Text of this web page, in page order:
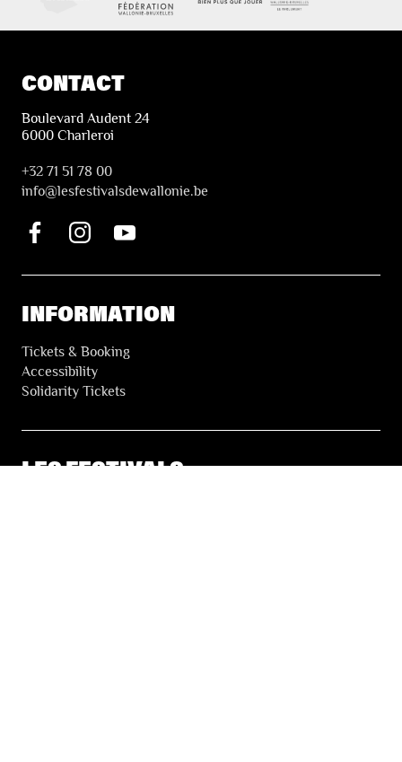
CONTACT
Boulevard Audent 24
6000 Charleroi
+32 71 51 78 00
info@lesfestivalsdewallonie.be
INFORMATION
Tickets & Booking
Accessibility
Solidarity Tickets
LES FESTIVALS